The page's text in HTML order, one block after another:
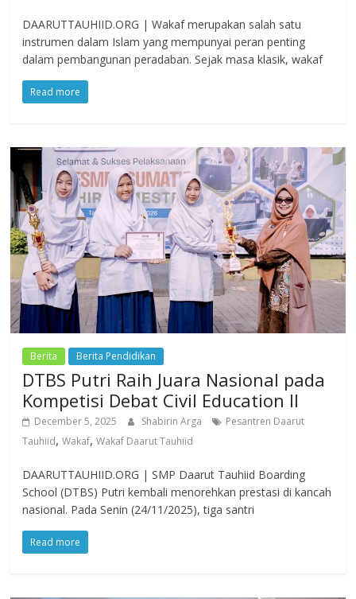
DAARUTTAUHIID.ORG | Wakaf merupakan salah satu
instrumen dalam Islam yang mempunyai peran penting
dalam pembangunan peradaban. Sejak masa klasik, wakaf
Read more
Berita Berita Pendidikan
DTBS Putri Raih Juara Nasional pada
Kompetisi Debat Civil Education II
December 5, 2025 Shabirin Arga
Pesantren Daarut
Tauhiid,Wakaf,Wakaf Daarut Tauhiid
DAARUTTAUHIID.ORG | SMP Daarut Tauhiid Boarding
School (DTBS) Putri kembali menorehkan prestasi di kancah
nasional. Pada Senin (24/11/2025), tiga santri
Read more